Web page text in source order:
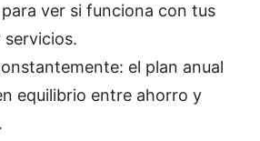
ver si funciona con tus
el plan anual
equilibrio entre ahorro y